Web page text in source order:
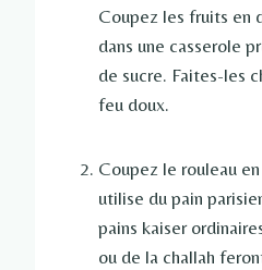
Coupez les fruits en
dans une casserole
de sucre. Faites-les
feu doux.
Coupez le rouleau
utilise du pain
pains kaiser
ou de la challah